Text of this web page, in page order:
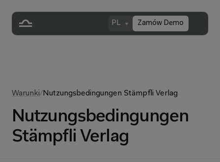
Zamów Demo
PL
Warunki/Nutzungsbedingungen Stämpfli Verlag
Nutzungsbedingungen
Stämpfli Verlag